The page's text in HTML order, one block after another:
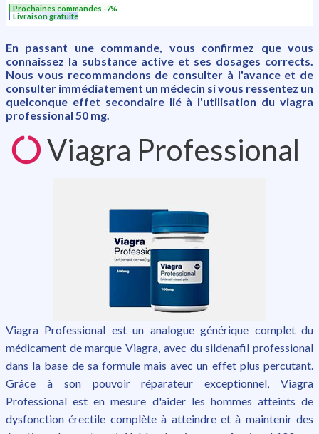
Prochaines commandes -7%
Livraison gratuite
En passant une commande, vous confirmez que vous
connaissez la substance active et ses dosages corrects.
Nous vous recommandons de consulter à l'avance et de
consulter immédiatement un médecin si vous ressentez un
quelconque effet secondaire lié à l'utilisation du viagra
professional 50 mg.
Viagra Professional
Viagra Professional est un analogue générique complet du
médicament de marque Viagra, avec du sildenafil professional
dans la base de sa formule mais avec un effet plus percutant.
Grâce à son pouvoir réparateur exceptionnel, Viagra
Professional est en mesure d'aider les hommes atteints de
dysfonction érectile complète à atteindre et à maintenir des